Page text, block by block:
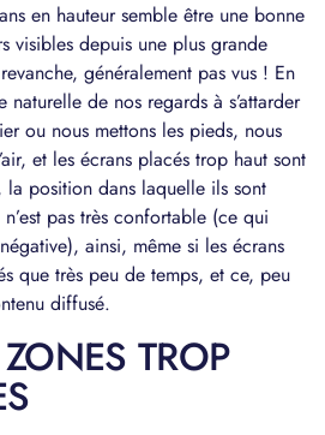
en hauteur semble être une bonne
visibles depuis une plus grande
généralement pas vus ! En
de nos regards à s’attarder
ou nous mettons les pieds, nous
et les écrans placés trop haut sont
position dans laquelle ils sont
pas très confortable (ce qui
ainsi, même si les écrans
que très peu de temps, et ce, peu
diffusé.
TROP